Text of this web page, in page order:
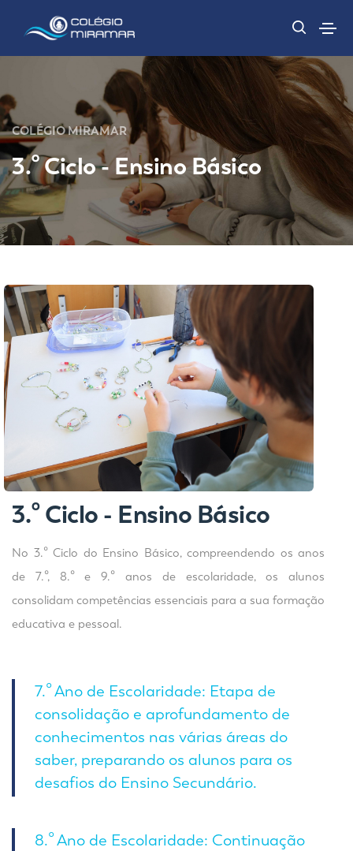
COLÉGIO MIRAMAR
3.º Ciclo - Ensino Básico
3.º Ciclo - Ensino Básico
No 3.º Ciclo do Ensino Básico, compreendendo os anos
de 7.º, 8.º e 9.º anos de escolaridade, os alunos
consolidam competências essenciais para a sua formação
educativa e pessoal.
7.º Ano de Escolaridade: Etapa de
consolidação e aprofundamento de
conhecimentos nas várias áreas do
saber, preparando os alunos para os
desafios do Ensino Secundário.
8.º Ano de Escolaridade: Continuação